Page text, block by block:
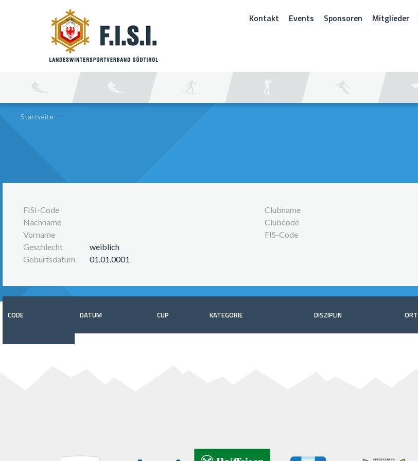
Kontakt Events Sponsoren Mitglieder
Startseite -
FISI-Code
Nachname
Vorname
Geschlecht
weiblich
Geburtsdatum
01.01.0001
Clubname
Clubcode
FIS-Code
CODE DATUM CUP KATEGORIE DISZIPLIN ORT